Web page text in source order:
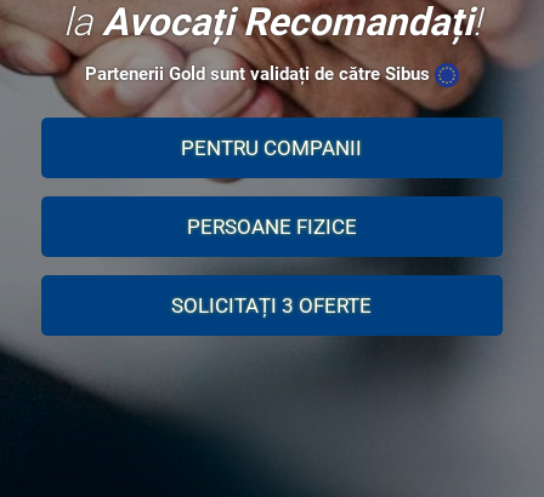
laAvocați Recomandați!
Partenerii Gold sunt validați de către Sibus
PENTRU COMPANII
PERSOANE FIZICE
SOLICITAȚI 3 OFERTE